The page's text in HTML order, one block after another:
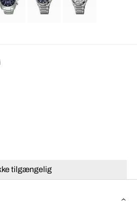
tilgængelig